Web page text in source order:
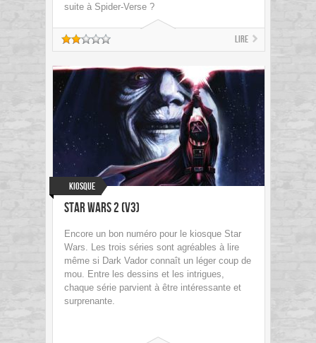
suite à Spider-Verse ?
Lire
Kiosque
Star Wars 2 (V3)
Encore un bon numéro pour le kiosque Star
Wars. Les trois séries sont agréables à lire
même si Dark Vador connaît un léger coup de
mou. Entre les dessins et les intrigues,
chaque série parvient à être intéressante et
surprenante.